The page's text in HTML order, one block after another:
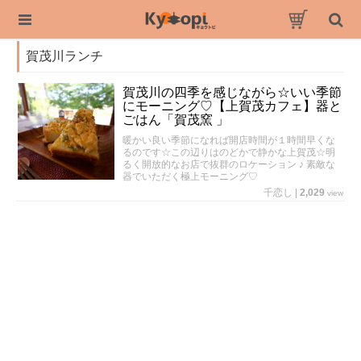
賀茂川ランチ
賀茂川の四季を感じながら☆いい季節
にモーニング♡【上賀茂カフェ】器と
ごはん「賀茂窯 」
暖かい良い季節になれば開店時間が１時間早くな
るのです☆この辺りはのどかで静かな上賀茂☆明
るく開放的なお店で抜群のロケーション ♪ 素敵な
器でいただく極上モーニング♡
千恋し
2,029 view